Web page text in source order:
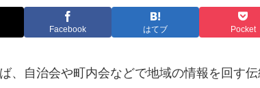
Facebook はてブ Pocket
、自治会や町内会などで地域の情報を回す伝